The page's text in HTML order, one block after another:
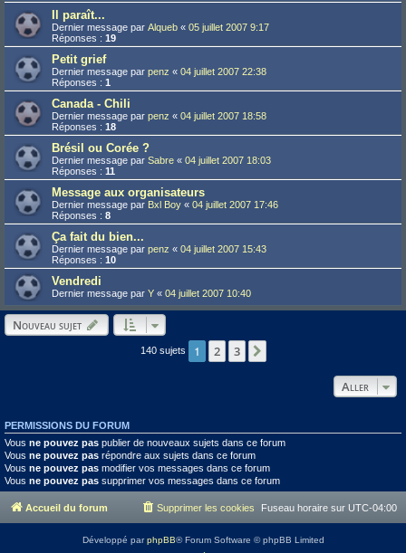
Il paraît...
Dernier message par Alqueb « 05 juillet 2007 9:17
Réponses : 19
Petit grief
Dernier message par penz « 04 juillet 2007 22:38
Réponses : 1
Canada - Chili
Dernier message par penz « 04 juillet 2007 18:58
Réponses : 18
Brésil ou Corée ?
Dernier message par Sabre « 04 juillet 2007 18:03
Réponses : 11
Message aux organisateurs
Dernier message par Bxl Boy « 04 juillet 2007 17:46
Réponses : 8
Ça fait du bien...
Dernier message par penz « 04 juillet 2007 15:43
Réponses : 10
Vendredi
Dernier message par Y « 04 juillet 2007 10:40
Nouveau sujet
140 sujets 1 2 3
Aller
PERMISSIONS DU FORUM
Vous ne pouvez pas publier de nouveaux sujets dans ce forum
Vous ne pouvez pas répondre aux sujets dans ce forum
Vous ne pouvez pas modifier vos messages dans ce forum
Vous ne pouvez pas supprimer vos messages dans ce forum
Accueil du forum Fuseau horaire sur UTC-04:00
Supprimer les cookies
Développé parphpBB® Forum Software © phpBB Limited